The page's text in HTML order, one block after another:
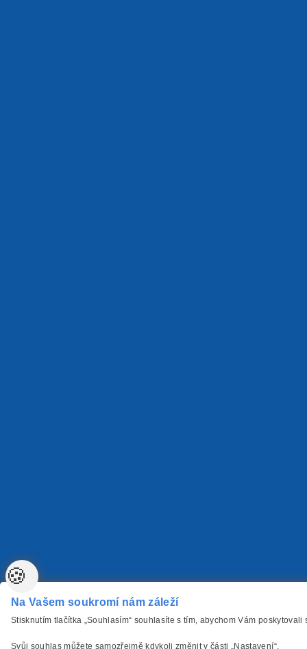
🍪
Na Vašem soukromí nám záleží
Stisknutím tlačítka „Souhlasím“ souhlasíte s tím, abychom Vám
Svůj souhlas můžete samozřejmě kdykoli změnit v části „Nastavení“.